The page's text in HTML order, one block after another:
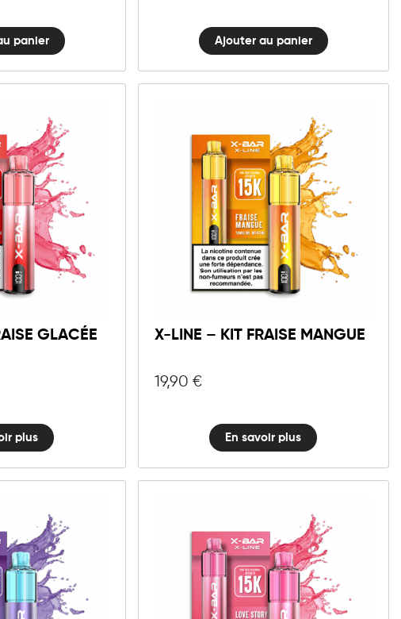
panier Ajouter au panier
GLACÉE
plus
X-LINE – KIT FRAISE MANGUE
19,90 €
En savoir plus